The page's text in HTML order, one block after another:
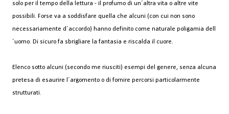
solo per il tempo della lettura - il profumo di un´altra vita o altre vite
possibili. Forse va a soddisfare quella che alcuni (con cui non sono
necessariamente d´accordo) hanno definito come naturale poligamia dell
´uomo. Di sicuro fa sbrigliare la fantasia e riscalda il cuore.
Elenco sotto alcuni (secondo me riusciti) esempi del genere, senza alcuna
pretesa di esaurire l´argomento o di fornire percorsi particolarmente
strutturati.